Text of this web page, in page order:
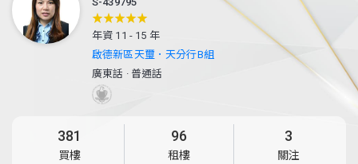
年資 11 - 15 年
啟德新區天璽．天分行B組
廣東話 ·普通話
381
買樓
96
租樓
3
關注